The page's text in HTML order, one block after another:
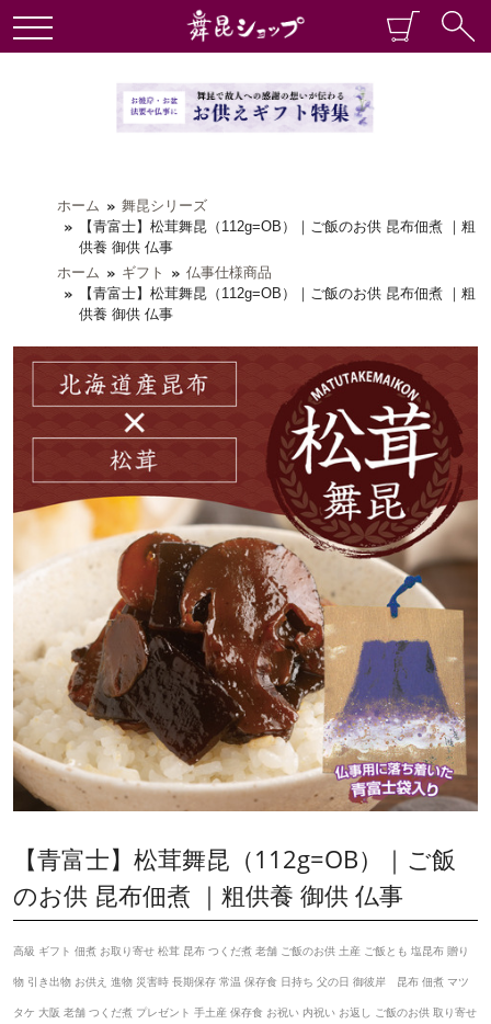
ホーム
舞昆シリーズ
【青富士】松茸舞昆（112g=OB）｜ご飯のお供 昆布佃煮 ｜粗
供養 御供 仏事
ホーム
ギフト
仏事仕様商品
【青富士】松茸舞昆（112g=OB）｜ご飯のお供 昆布佃煮 ｜粗
供養 御供 仏事
【青富士】松茸舞昆（112g=OB）｜ご飯
のお供 昆布佃煮 ｜粗供養 御供 仏事
高級 ギフト 佃煮 お取り寄せ 松茸 昆布 つくだ煮 老舗 ご飯のお供 土産 ご飯とも 塩昆布 贈り
物 引き出物 お供え 進物 災害時 長期保存 常温 保存食 日持ち 父の日 御彼岸 昆布 佃煮 マツ
タケ 大阪 老舗 つくだ煮 プレゼント 手土産 保存食 お祝い 内祝い お返し ご飯のお供 取り寄せ